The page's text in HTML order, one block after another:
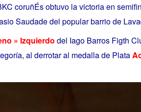
coruñÉs obtuvo la victoria en
Saudade del popular barrio de
» Izquierdo del Iago Barros Figth
al derrotar al medalla de Plata